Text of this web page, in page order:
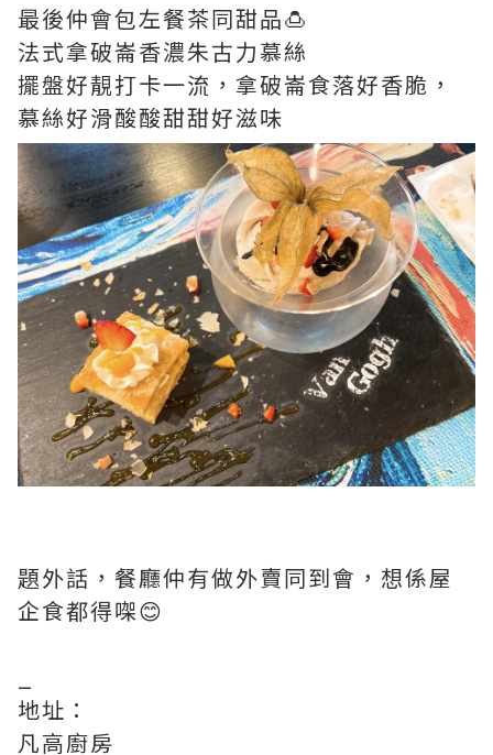
最後仲會包左餐茶同甜品🍮
法式拿破崙香濃朱古力慕絲
擺盤好靚打卡一流，拿破崙食落好香脆，
慕絲好滑酸酸甜甜好滋味
題外話，餐廳仲有做外賣同到會，想係屋
企食都得㗎😊
地址：
凡高廚房